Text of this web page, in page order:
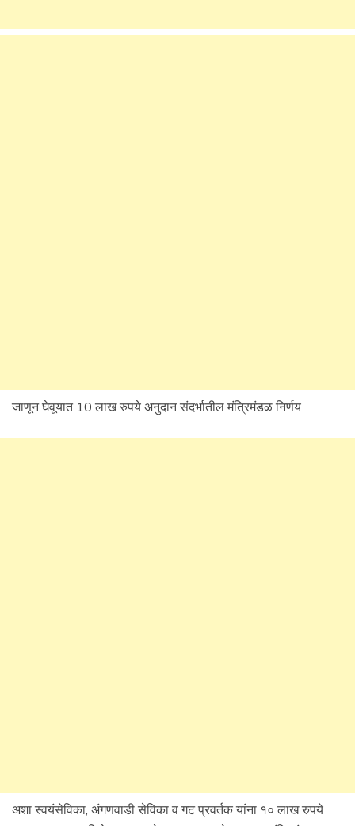
जाणून घेवूयात 10 लाख रुपये अनुदान संदर्भातील मंत्रिमंडळ निर्णय
अशा स्वयंसेविका, अंगणवाडी सेविका व गट प्रवर्तक यांना १० लाख रुपये